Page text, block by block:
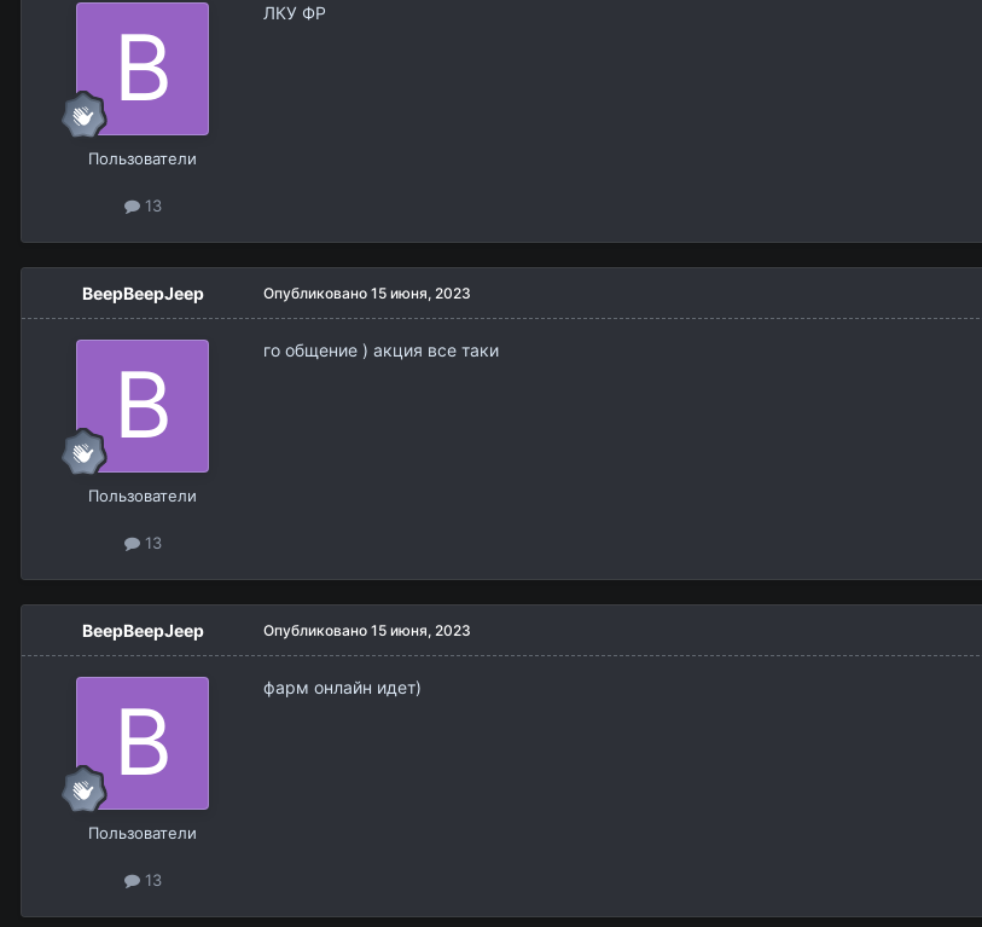
Пользователи
13
ЛКУ ФР
BeepBeepJeep
Пользователи
13
Опубликовано 15 июня, 2023
го общение ) акция все таки
BeepBeepJeep
Пользователи
13
Опубликовано 15 июня, 2023
фарм онлайн идет)